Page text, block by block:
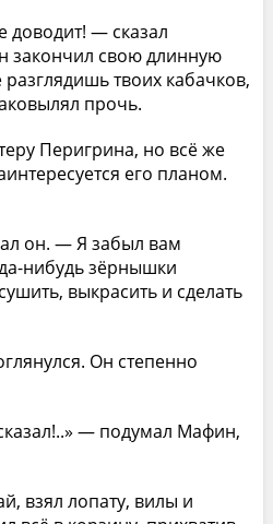
— сказал
закончил свою длинную
твоих кабачков,
прочь.
Перигрина, но всё же
его планом.
он. — Я забыл вам
нибудь зёрнышки
выкрасить и сделать
Он степенно
— подумал Мафин,
взял лопату, вилы и